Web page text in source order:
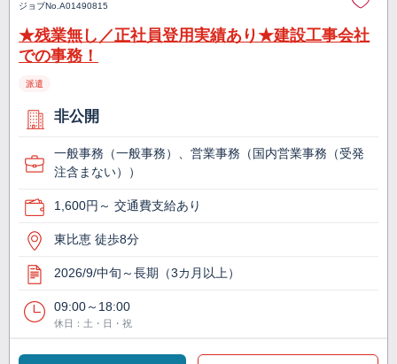
ジョブNo.A01490815
★残業無し／正社員登用実績あり★建設工事会社
での事務！
派遣
非公開
一般事務（一般事務）、営業事務（国内営業事務（受発
注含まない））
1,600円～ 交通費支給あり
東比恵 徒歩8分
2026/9/中旬～長期（3カ月以上）
09:00～18:00
休日：土・日・祝